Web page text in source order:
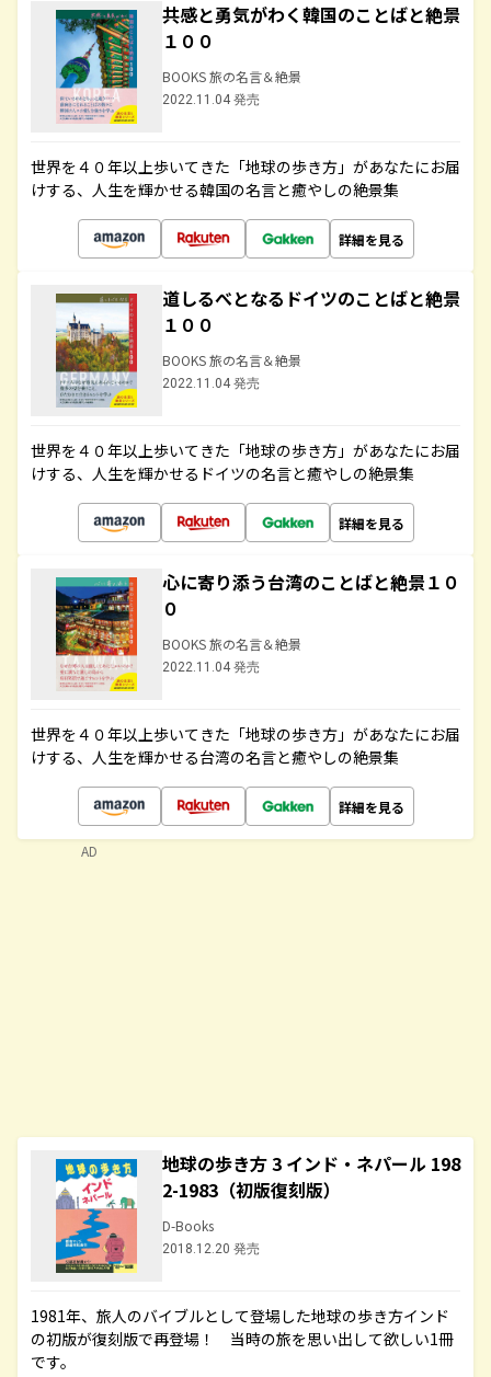
共感と勇気がわく韓国のことばと絶景
１００
BOOKS 旅の名言＆絶景
2022.11.04 発売
世界を４０年以上歩いてきた「地球の歩き方」があなたにお届
けする、人生を輝かせる韓国の名言と癒やしの絶景集
詳細を見る
道しるべとなるドイツのことばと絶景
１００
BOOKS 旅の名言＆絶景
2022.11.04 発売
世界を４０年以上歩いてきた「地球の歩き方」があなたにお届
けする、人生を輝かせるドイツの名言と癒やしの絶景集
詳細を見る
心に寄り添う台湾のことばと絶景１０
０
BOOKS 旅の名言＆絶景
2022.11.04 発売
世界を４０年以上歩いてきた「地球の歩き方」があなたにお届
けする、人生を輝かせる台湾の名言と癒やしの絶景集
詳細を見る
地球の歩き方 3 インド・ネパール 198
2-1983（初版復刻版）
D-Books
2018.12.20 発売
1981年、旅人のバイブルとして登場した地球の歩き方インド
の初版が復刻版で再登場！ 当時の旅を思い出して欲しい1冊
です。
AD